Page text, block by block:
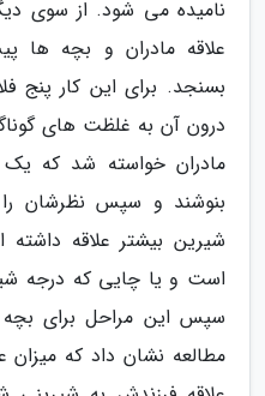
نامیده می شود. از سوی
علاقه مادران و بچه ها
بسنجد. برای این کار
درون آن به غلظت های
مادران خواسته شد که
بنوشند و سپس نظرشان را
شیرین بیشتر علاقه
است و یا چایی که درجه
سپس این مراحل برای
مطالعه نشان داد که میزان